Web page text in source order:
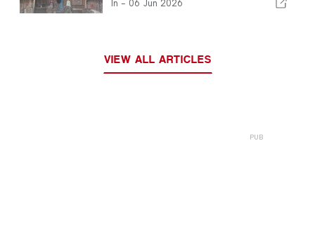
In - 06 Jun 2026
VIEW ALL ARTICLES